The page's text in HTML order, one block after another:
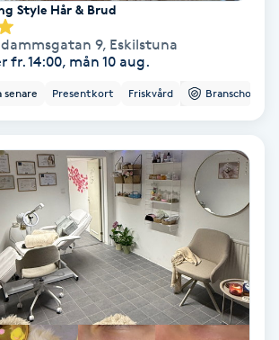
Style Hår & Brud
9, Eskilstuna
fr. 14:00, mån 10 aug.
senare Presentkort Friskvård Branschorg.